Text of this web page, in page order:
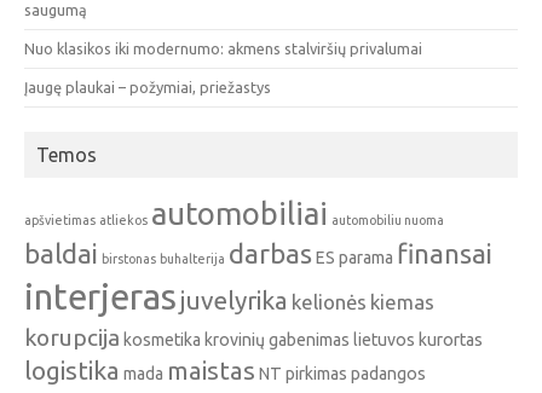
saugumą
Nuo klasikos iki modernumo: akmens stalviršių privalumai
Įaugę plaukai – požymiai, priežastys
Temos
apšvietimas atliekos automobiliai automobiliu nuoma
baldai birstonas buhalterija darbas ES parama finansai
interjeras juvelyrika kelionės kiemas
korupcija kosmetika krovinių gabenimas lietuvos kurortas
logistika mada maistas NT pirkimas padangos